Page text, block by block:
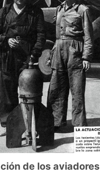
de los aviadores